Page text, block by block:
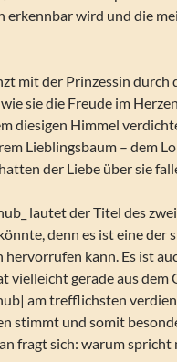
erkennbar wird und die
mit der Prinzessin durch
sie die Freude im
diesigen Himmel
Lieblingsbaum – dem
der Liebe über sie
lautet der Titel des
denn es ist eine der
hervorrufen kann. Es ist
vielleicht gerade aus dem
am trefflichsten
stimmt und somit
fragt sich: warum spricht